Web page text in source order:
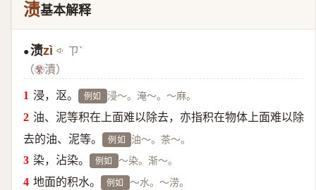
渍基本解释
●渍zì ㄗˋ
（
漬）
浸，沤。
例如 浸～。淹～。～麻。
油、泥等积在上面难以除去，亦指积在物体上面难以除
去的油、泥等。
例如 油～。茶～。
染，沾染。 例如 ～染。渐～。
地面的积水。 例如 ～水。～涝。